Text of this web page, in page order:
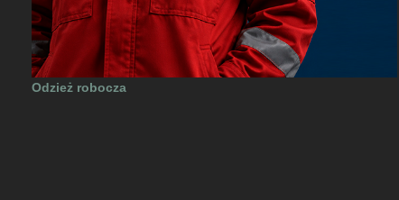
Odzież robocza